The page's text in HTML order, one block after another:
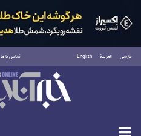
فارسی العربية English تماس با ما
جمعه ۱۶ مرداد ۱۴۰۵